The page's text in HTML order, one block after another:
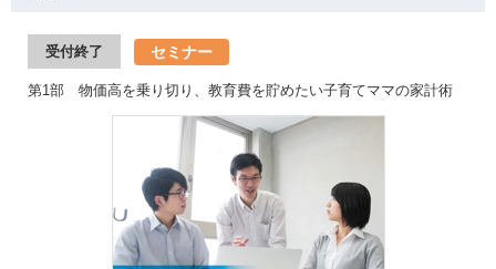
受付終了 セミナー
第1部 物価高を乗り切り、教育費を貯めたい子育てママの家計術